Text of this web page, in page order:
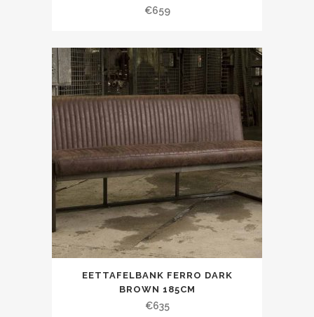
€659
EETTAFELBANK FERRO DARK
BROWN 185CM
€635